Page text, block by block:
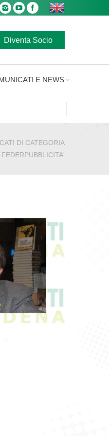
Diventa Socio
E NEWS
DI CATEGORIA
FEDERPUBBLICITA'